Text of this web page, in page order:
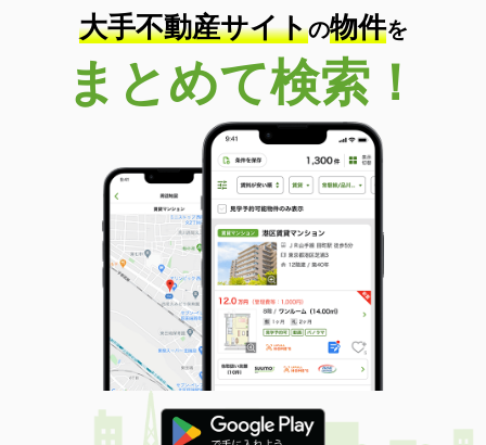
間取り
1LDK
熊本県熊本市西区島崎６丁目
価 格
4.85万円
熊本県熊本市西区島崎６丁目
36.14m²
間取り
1K
熊本県熊本市西区春日３丁目
価 格
13万円
住 所
熊本県熊本市西区春日３丁目
専有面積 54.53m²
間取り
1SLDK
熊本県熊本市南区馬渡２丁目
価 格
4.90万円
大手不動産サイトの物件を
まとめて検索！